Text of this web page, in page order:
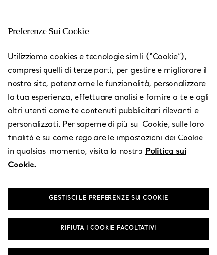
Shanghai - Hongqiao
Airport
Aperto oggi fino alle 22:00
Servizi disponibili +
021 2238 2638
Vieni a trovarci
Preferenze Sui Cookie
Utilizziamo cookies e tecnologie simili (“Cookie”),
compresi quelli di terze parti, per gestire e migliorare il
nostro sito, potenziarne le funzionalità, personalizzare
la tua esperienza, effettuare analisi e fornire a te e agli
altri utenti come te contenuti pubblicitari rilevanti e
personalizzati. Per saperne di più sui Cookie, sulle loro
finalità e su come regolare le impostazioni dei Cookie
in qualsiasi momento, visita la nostra Politica sui
Cookie.
GESTISCI LE PREFERENZE SUI COOKIE
RIFIUTA I COOKIE FACOLTATIVI